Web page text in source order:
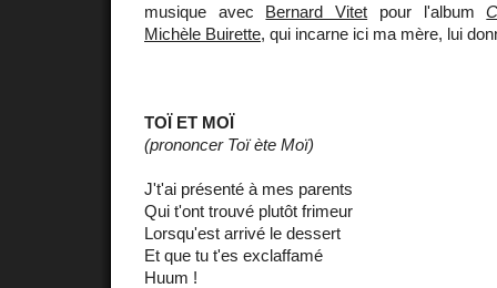
musique avec Bernard Vitet pour l'album
Michèle Buirette, qui incarne ici ma mère, lui
TOÏ ET MOÏ
(prononcer Toï ète Moï)
J't'ai présenté à mes parents
Qui t'ont trouvé plutôt frimeur
Lorsqu'est arrivé le dessert
Et que tu t'es exclaffamé
Huum !